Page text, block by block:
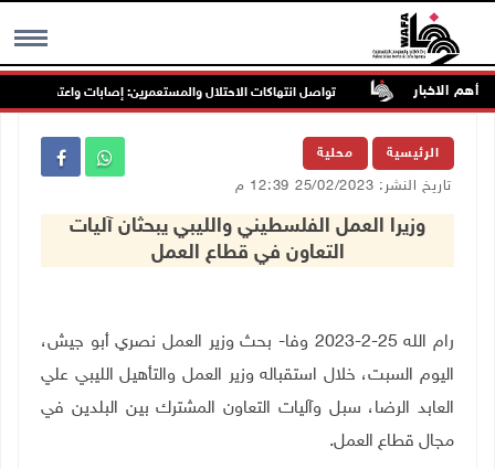
MENU أهم الاخبار
جنين تواصل انتهاكات الاحتلال والمستعمرين: إصابات واعتقالات
الرئيسية محلية
تاريخ النشر: 25/02/2023 12:39 م
وزيرا العمل الفلسطيني والليبي يبحثان آليات
التعاون في قطاع العمل
رام الله 25-2-2023 وفا- بحث وزير العمل نصري أبو جيش،
اليوم السبت، خلال استقباله وزير العمل والتأهيل الليبي علي
العابد الرضا، سبل وآليات التعاون المشترك بين البلدين في
مجال قطاع العمل.